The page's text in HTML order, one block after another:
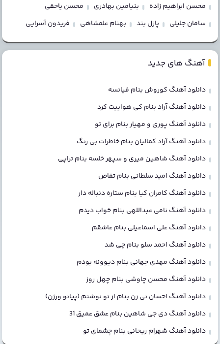
محسن ابراهیم زاده
بنیامین بهادری
محسن یاحقی
سامان جلیلی
پازل بند بهنام علمشاهی فریدون آسرایی
آهنگ های جدید
دانلود آهنگ کوروش بنام فیانسه
دانلود آهنگ آراد بنام کی هواییت کرد
دانلود آهنگ پوری و مهیار بنام برای تو
دانلود آهنگ آزاد کمالیان بنام خاطرات بی رنگ
دانلود آهنگ شاهین میری و سپهر خلسه بنام تراپی
دانلود آهنگ امید سلطانی بنام تقاص
دانلود آهنگ کامران کیا بنام ستاره دنباله دار
دانلود آهنگ نامی عبداللهی بنام خواب دیدم
دانلود آهنگ علی اسماعیلی بنام عاشقم
دانلود آهنگ احمد سلو بنام چی شد
دانلود آهنگ مهدی جهانی بنام دیوونه بودم
دانلود آهنگ محسن چاوشی بنام چهل روز
دانلود آهنگ احسان نی زن بنام از تو نوشتم (پیانو ورژن)
دانلود آهنگ دی جی شاهین بنام عشق عمیق 31
دانلود آهنگ شهرام ریحانی بنام چشمای تو